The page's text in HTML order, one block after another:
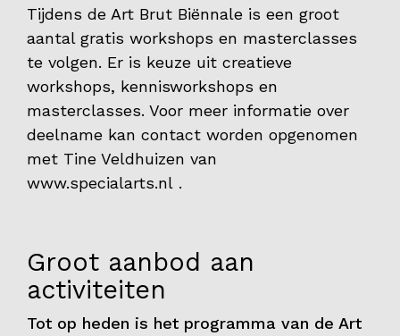
Contact
Tijdens de Art Brut Biënnale is een groot
aantal gratis workshops en masterclasses
te volgen. Er is keuze uit creatieve
workshops, kennisworkshops en
masterclasses. Voor meer informatie over
deelname kan contact worden opgenomen
met Tine Veldhuizen van
www.specialarts.nl .
Groot aanbod aan
activiteiten
Tot op heden is het programma van de Art